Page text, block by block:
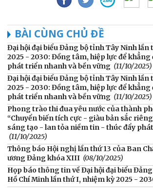
BÀI CÙNG CHỦ ĐỀ
Đại hội đại biểu Đảng bộ tỉnh Tây Ninh lần
2025 - 2030: Đồng tâm, hiệp lực để
phát triển nhanh và bền vững (11/10/2025)
Đại hội đại biểu Đảng bộ tỉnh Tây Ninh lần
2025 - 2030: Đồng tâm, hiệp lực để
phát triển nhanh và bền vững (11/10/2025)
Phong trào thi đua yêu nước của thành
“Chuyển biến tích cực - giàu bản sắc
sáng tạo - lan tỏa niềm tin - thúc đẩy
(11/10/2025)
Thông báo Hội nghị lần thứ 13 của Ban
ương Đảng khóa XIII (08/10/2025)
Họp báo thông tin về Đại hội đại biểu
Hồ Chí Minh lần thứ I, nhiệm kỳ 2025 -